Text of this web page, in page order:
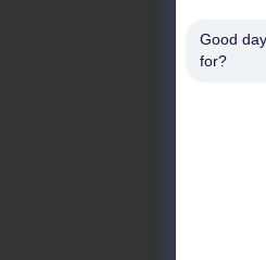
Good
for?